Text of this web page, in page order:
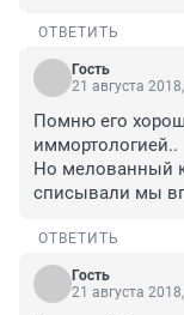
ОТВЕТИТЬ
Гость
21 августа
Помню его
иммортологией..
Но мелованный
списывали мы
ОТВЕТИТЬ
Гость
21 августа